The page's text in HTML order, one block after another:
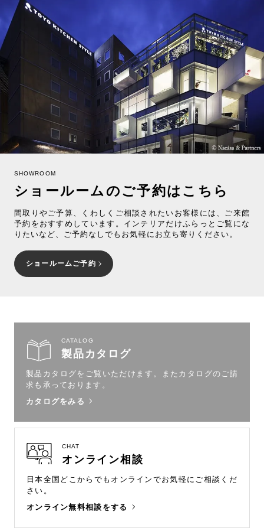
SHOWROOM
ショールームのご予約はこちら
間取りやご予算、くわしくご相談されたいお客様には、ご来館
予約をおすすめしています。インテリアだけふらっとご覧にな
りたいなど、ご予約なしでもお気軽にお立ち寄りください。
ショールームご予約
CATALOG
製品カタログ
製品カタログをご覧いただけます。
またカタログのご請
求も承っております。
カタログをみる
CHAT
オンライン相談
日本全国どこからでもオンラインでお気軽にご相談くだ
さい。
オンライン無料相談をする